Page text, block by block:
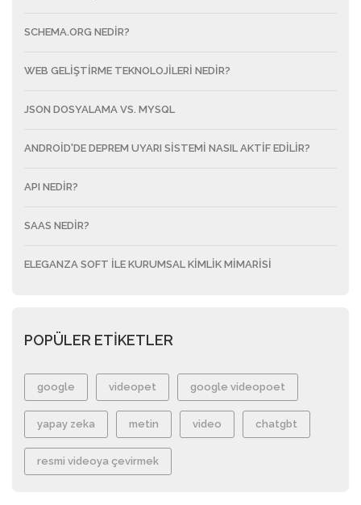
SCHEMA.ORG NEDİR?
WEB GELIŞTIRME TEKNOLOJILERI NEDIR?
JSON DOSYALAMA VS. MYSQL
ANDROID'DE DEPREM UYARI SISTEMI NASIL AKTIF EDILIR?
API NEDIR?
SAAS NEDIR?
ELEGANZA SOFT ILE KURUMSAL KIMLIK MIMARISI
POPÜLER ETİKETLER
google videopet google videopoet
yapay zeka metin video chatgbt
resmi videoya çevirmek